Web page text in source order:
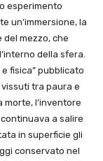
esperimento
un’immersione, la
mezzo, che
della sfera.
fisica” pubblicato
tra paura e
morte, l’inventore
a salire
in superficie gli
conservato nel